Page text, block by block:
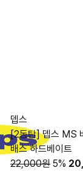
뎁스
[2동탄] 뎁스 MS
배스 하드베이트
22,000원 5%